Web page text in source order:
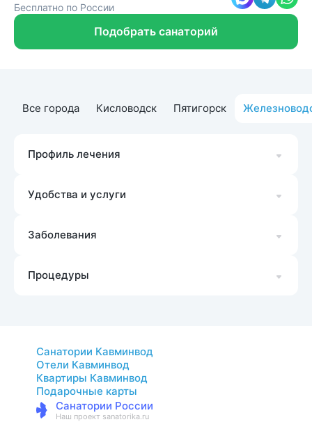
Бесплатно по России
Подобрать санаторий
Все города Кисловодск Пятигорск
Профиль лечения
Удобства и услуги
Заболевания
Процедуры
Санатории Кавминвод
Отели Кавминвод
Квартиры Кавминвод
Подарочные карты
Санатории России
Наш проект sanatorika.ru